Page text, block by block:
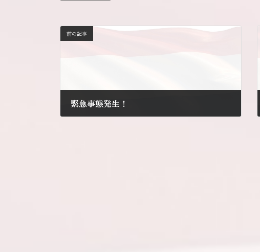
前の記事
緊急事態発生！